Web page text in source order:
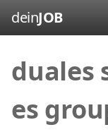
deinJOB
duales
es